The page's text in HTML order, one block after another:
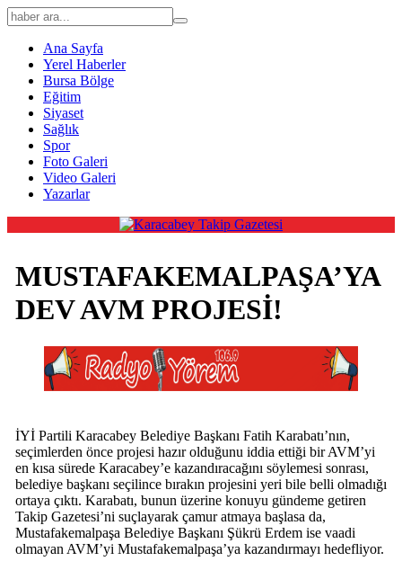
Ana Sayfa
Yerel Haberler
Bursa Bölge
Eğitim
Siyaset
Sağlık
Spor
Foto Galeri
Video Galeri
Yazarlar
MUSTAFAKEMALPAŞA’YA
DEV AVM PROJESİ!
İYİ Partili Karacabey Belediye Başkanı Fatih Karabatı’nın,
seçimlerden önce projesi hazır olduğunu iddia ettiği bir AVM’yi
en kısa sürede Karacabey’e kazandıracağını söylemesi sonrası,
belediye başkanı seçilince bırakın projesini yeri bile belli olmadığı
ortaya çıktı. Karabatı, bunun üzerine konuyu gündeme getiren
Takip Gazetesi’ni suçlayarak çamur atmaya başlasa da,
Mustafakemalpaşa Belediye Başkanı Şükrü Erdem ise vaadi
olmayan AVM’yi Mustafakemalpaşa’ya kazandırmayı hedefliyor.